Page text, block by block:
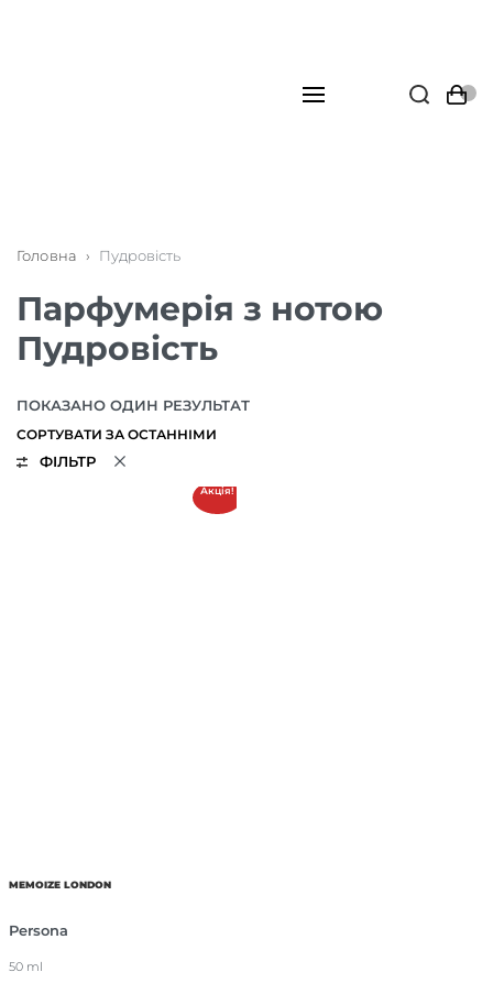
Головна › Пудровість
Парфумерія з нотою
Пудровість
ПОКАЗАНО ОДИН РЕЗУЛЬТАТ
ФІЛЬТР
Акція!
MEMOIZE LONDON
Persona
50 ml